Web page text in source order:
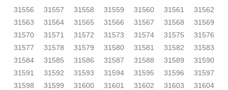
31556
31557 31558 31559 31560 31561
31562
31563
31564 31565 31566 31567 31568
31569
31570
31571 31572 31573 31574 31575
31576
31577
31578 31579 31580 31581 31582
31583
31584
31585 31586 31587 31588 31589
31590
31591
31592 31593 31594 31595 31596
31597
31598
31599 31600 31601 31602 31603
31604